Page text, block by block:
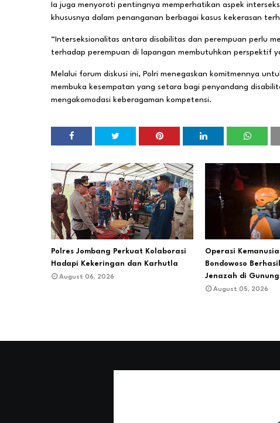
Ia juga menyoroti pentingnya memperhatikan aspek
khususnya dalam penanganan berbagai kasus kekerasan
“Interseksionalitas antara disabilitas dan perempuan perlu
terhadap perempuan di lapangan membutuhkan perspektif
Melalui forum diskusi ini, Polri menegaskan komitmennya
membuka kesempatan yang setara bagi penyandang
mengakomodasi keberagaman kompetensi.
Polres Jombang Perkuat Kolaborasi
Hadapi Kekeringan dan Karhutla
August 06, 2026
Operasi
Bondowoso
Jenazah di
August 05, 2026